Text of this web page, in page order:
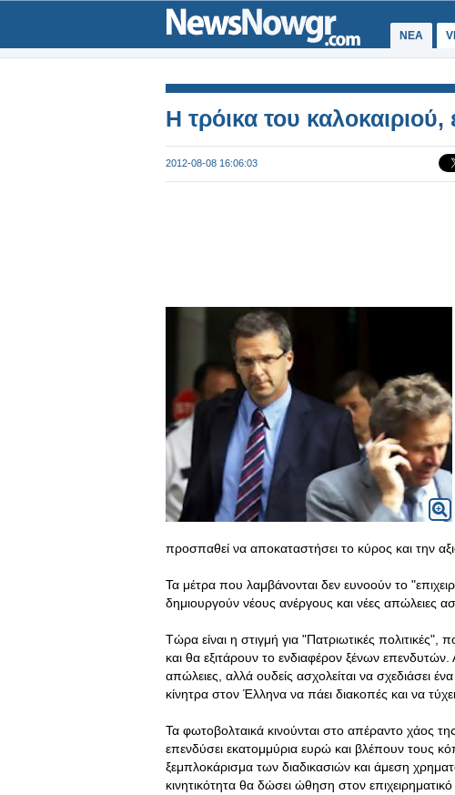
ΝΕΑ
Η τρόικα του καλοκαιριού,
2012-08-08 16:06:03
προσπαθεί να αποκαταστήσει το κύρος και την
Τα μέτρα που λαμβάνονται δεν ευνοούν το
δημιουργούν νέους ανέργους και νέες απώλειες
Τώρα είναι η στιγμή για "Πατριωτικές
και θα εξιτάρουν το ενδιαφέρον ξένων
απώλειες, αλλά ουδείς ασχολείται να σχεδιάσει
κίνητρα στον Έλληνα να πάει διακοπές και να
Τα φωτοβολταικά κινούνται στο απέραντο χάος
επενδύσει εκατομμύρια ευρώ και βλέπουν τους
ξεμπλοκάρισμα των διαδικασιών και άμεση
κινητικότητα θα δώσει ώθηση στον